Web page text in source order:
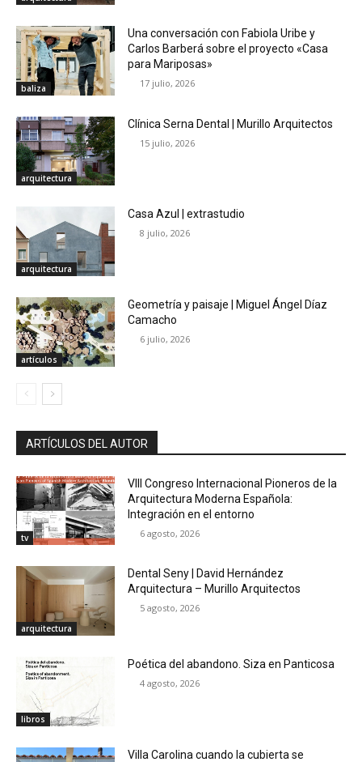
baliza
Una conversación con Fabiola Uribe y
Carlos Barberá sobre el proyecto «Casa
para Mariposas»
17 julio, 2026
arquitectura
Clínica Serna Dental | Murillo Arquitectos
15 julio, 2026
arquitectura
Casa Azul | extrastudio
8 julio, 2026
artículos
Geometría y paisaje | Miguel Ángel Díaz
Camacho
6 julio, 2026
ARTÍCULOS DEL AUTOR
tv
VIII Congreso Internacional Pioneros de la
Arquitectura Moderna Española:
Integración en el entorno
6 agosto, 2026
arquitectura
Dental Seny | David Hernández
Arquitectura – Murillo Arquitectos
5 agosto, 2026
libros
Poética del abandono. Siza en Panticosa
4 agosto, 2026
Villa Carolina cuando la cubierta se